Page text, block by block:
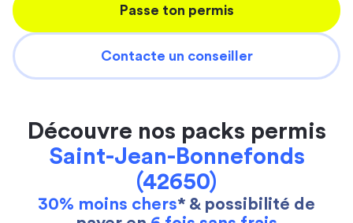
Passe ton permis
Contacte un conseiller
Découvre nos packs permis
Saint-Jean-Bonnefonds
(42650)
30% moins chers* & possibilité de